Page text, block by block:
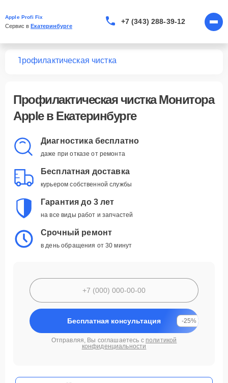
Apple Profi Fix
Сервис в Екатеринбурге
+7 (343) 288-39-12
Профилактическая чистка
Профилактическая чистка Монитора
Apple в Екатеринбурге
Диагностика бесплатно
даже при отказе от ремонта
Бесплатная доставка
курьером собственной службы
Гарантия до 3 лет
на все виды работ и запчастей
Срочный ремонт
в день обращения от 30 минут
Бесплатная консультация -25%
Отправляя, Вы соглашаетесь с политикой
конфиденциальности